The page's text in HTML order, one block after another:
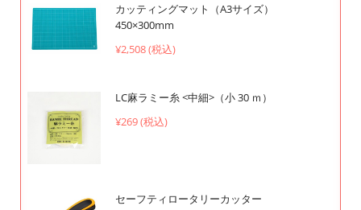
カッティングマット（A3サイズ）
450×300mm
¥2,508 (税込)
LC麻ラミー糸 <中細>（小 30 ｍ）
¥269 (税込)
セーフティロータリーカッター